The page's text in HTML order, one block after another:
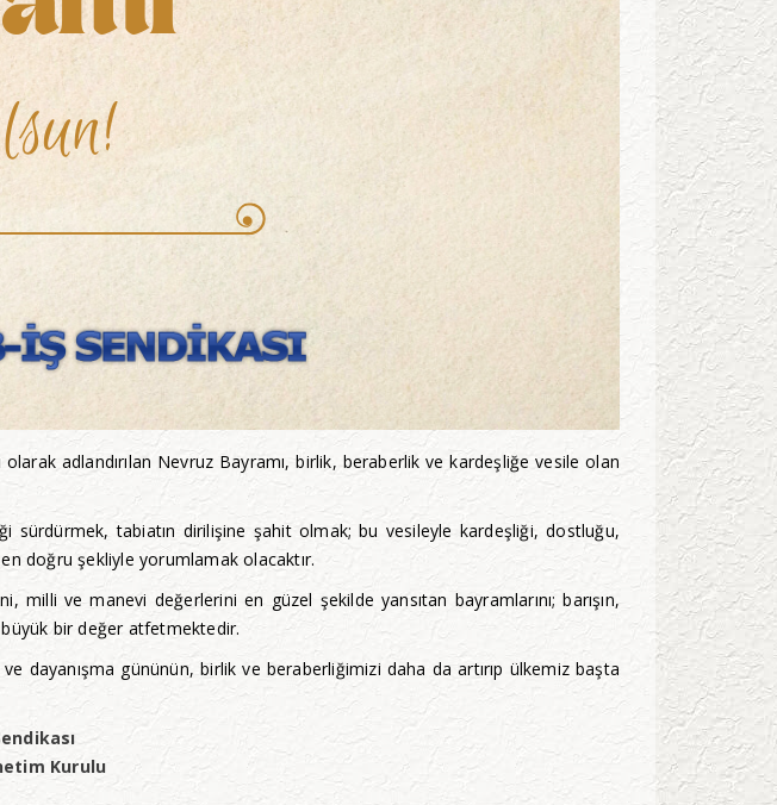
olarak adlandırılan Nevruz Bayramı, birlik, beraberlik ve kardeşliğe vesile olan
tabiatın dirilişine şahit olmak; bu vesileyle kardeşliği, dostluğu,
en doğru şekliyle yorumlamak olacaktır.
ve manevi değerlerini en güzel şekilde yansıtan bayramlarını; barışın,
büyük bir değer atfetmektedir.
dayanışma gününün, birlik ve beraberliğimizi daha da artırıp ülkemiz başta
Kurulu